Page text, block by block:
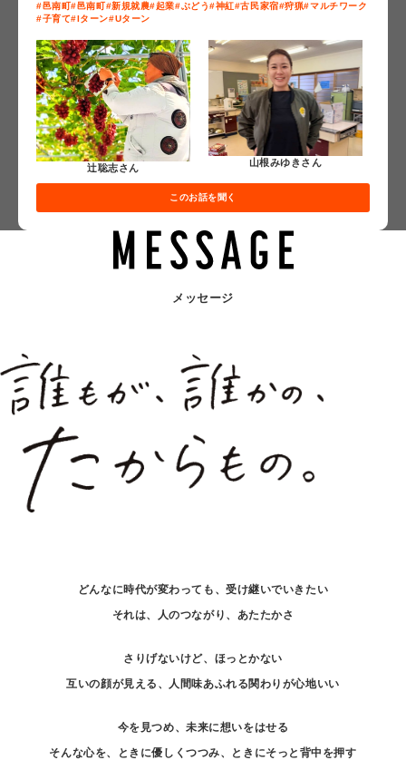
#邑南町#邑南町#新規就農#起業#ぶどう#神紅#古民家宿#狩猟#マルチワーク
#子育て#Iターン#Uターン
このお話を聞く
辻聡志さん 山根みゆきさん
メッセージ
どんなに時代が変わっても、受け継いでいきたい
それは、人のつながり、あたたかさ
さりげないけど、ほっとかない
互いの顔が見える、人間味あふれる関わりが心地いい
今を見つめ、未来に想いをはせる
そんな心を、ときに優しくつつみ、ときにそっと背中を押す